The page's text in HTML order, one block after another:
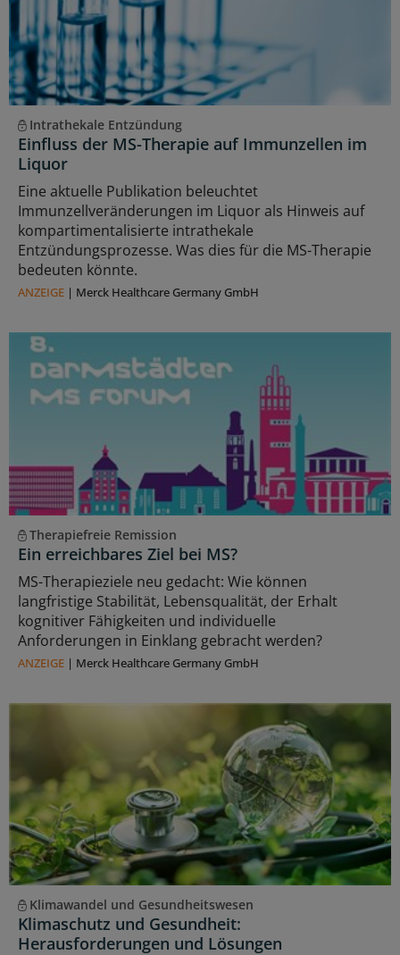
Intrathekale Entzündung
Einfluss der MS-Therapie auf Immunzellen im
Liquor
Eine aktuelle Publikation beleuchtet
Immunzellveränderungen im Liquor als Hinweis auf
kompartimentalisierte intrathekale
Entzündungsprozesse. Was dies für die MS-Therapie
bedeuten könnte.
ANZEIGE | Merck Healthcare Germany GmbH
Therapiefreie Remission
Ein erreichbares Ziel bei MS?
MS-Therapieziele neu gedacht: Wie können
langfristige Stabilität, Lebensqualität, der Erhalt
kognitiver Fähigkeiten und individuelle
Anforderungen in Einklang gebracht werden?
ANZEIGE | Merck Healthcare Germany GmbH
Klimawandel und Gesundheitswesen
Klimaschutz und Gesundheit:
Herausforderungen und Lösungen